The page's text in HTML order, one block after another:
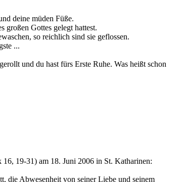
deine müden Füße.
großen Gottes gelegt hattest.
so reichlich sind sie geflossen.
...
und du hast fürs Erste Ruhe. Was heißt schon
19-31) am 18. Juni 2006 in St. Katharinen:
die Abwesenheit von seiner Liebe und seinem